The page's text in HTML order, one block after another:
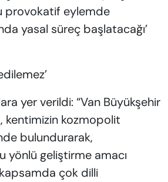
provokatif eylemde
yasal süreç başlatacağı’
yer verildi: “Van Büyükşehir
kentimizin kozmopolit
bulundurarak,
yönlü geliştirme amacı
çok dilli